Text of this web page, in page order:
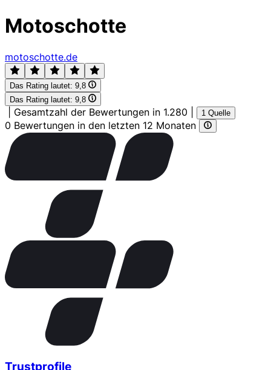
Motoschotte
motoschotte.de
Das Rating lautet: 9,8
Das Rating lautet: 9,8
Gesamtzahl der Bewertungen in 1.280 1 Quelle
0 Bewertungen in den letzten 12 Monaten
Trustprofile